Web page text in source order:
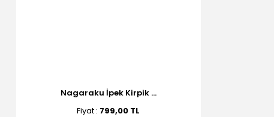
Nagaraku İpek Kirpik ...
Fiyat : 799,00 TL